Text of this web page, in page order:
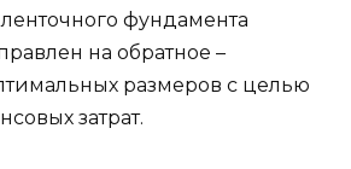
фундамента
на обратное –
размеров с целью
затрат.